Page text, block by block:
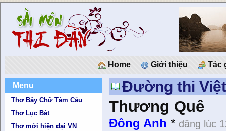
Home Giới thiệu Tác
Menu
Thơ Bảy Chữ Tám Câu
Thơ Lục Bát
Thơ mới hiện đại VN
Đường thi
Thương Quê
Ðông Anh * đăng lúc